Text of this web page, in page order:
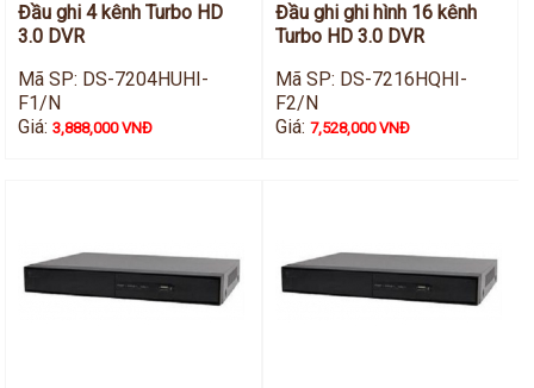
Đầu ghi 4 kênh Turbo HD
3.0 DVR
Mã SP: DS-7204HUHI-
F1/N
Giá:3,888,000 VNĐ
Đầu ghi ghi hình 16 kênh
Turbo HD 3.0 DVR
Mã SP: DS-7216HQHI-
F2/N
Giá: 7,528,000 VNĐ